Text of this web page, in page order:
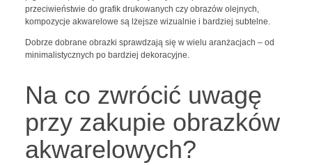
przeciwieństwie do grafik drukowanych czy obrazów olejnych,
kompozycje akwarelowe są lżejsze wizualnie i bardziej subtelne.
Dobrze dobrane obrazki sprawdzają się w wielu aranżacjach – od
minimalistycznych po bardziej dekoracyjne.
Na co zwrócić uwagę
przy zakupie obrazków
akwarelowych?